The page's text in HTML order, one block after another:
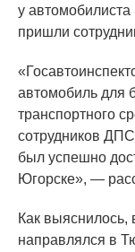
у
пришли
автомобиль для
транспортного
сотрудников
был успешно
Югорске», —
Как выяснилось,
направлялся в